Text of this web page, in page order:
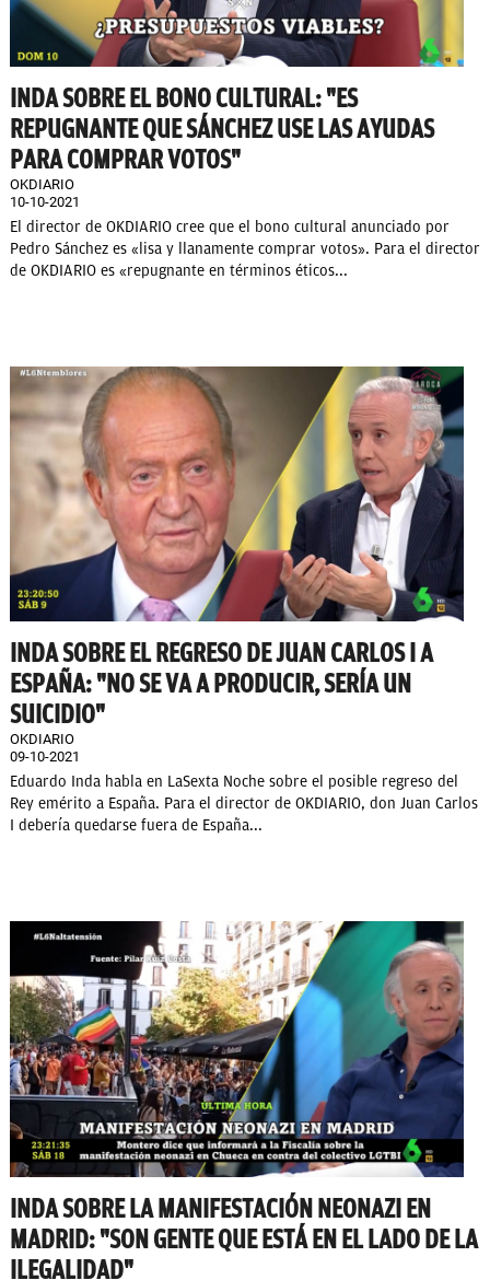
INDA SOBRE EL BONO CULTURAL: "ES
REPUGNANTE QUE SÁNCHEZ USE LAS AYUDAS
PARA COMPRAR VOTOS"
OKDIARIO
10-10-2021
El director de OKDIARIO cree que el bono cultural anunciado por
Pedro Sánchez es «lisa y llanamente comprar votos». Para el director
de OKDIARIO es «repugnante en términos éticos...
INDA SOBRE EL REGRESO DE JUAN CARLOS I A
ESPAÑA: "NO SE VA A PRODUCIR, SERÍA UN
SUICIDIO"
OKDIARIO
09-10-2021
Eduardo Inda habla en LaSexta Noche sobre el posible regreso del
Rey emérito a España. Para el director de OKDIARIO, don Juan Carlos
I debería quedarse fuera de España...
INDA SOBRE LA MANIFESTACIÓN NEONAZI EN
MADRID: "SON GENTE QUE ESTÁ EN EL LADO DE LA
ILEGALIDAD"